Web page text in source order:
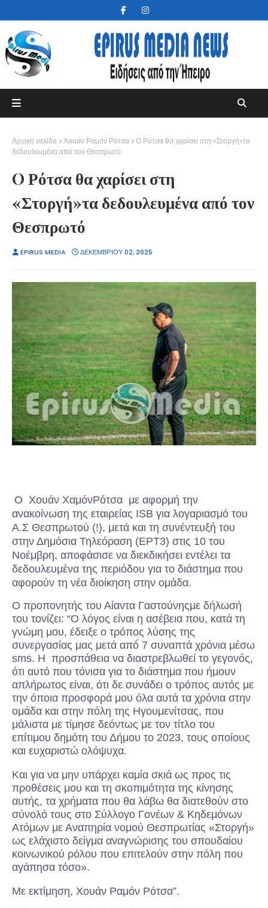
Αρχική σελίδα Χουάν Ραμόν Ρότσα
O Ρότσα θα χαρίσει στη «Στοργή»τα
δεδουλευμένα από τον Θεσπρωτό
O Ρότσα θα χαρίσει στη
«Στοργή»τα δεδουλευμένα από τον
Θεσπρωτό
EPIRUS MEDIA ΔΕΚΕΜΒΡΊΟΥ 02, 2025
Ο Χουάν ΧαμόνΡότσα με αφορμή την
ανακοίνωση της εταιρείας ISB για λογαριασμό του
Α.Σ Θεσπρωτού (!), μετά και τη συνέντευξή του
στην Δημόσια Τηλεόραση (ΕΡΤ3) στις 10 του
Νοέμβρη, αποφάσισε να διεκδικήσει εντέλει τα
δεδουλευμένα της περιόδου για το διάστημα που
αφορούν τη νέα διοίκηση στην ομάδα.
Ο προπονητής του Αίαντα Γαστούνηςμε δήλωσή
του τονίζει: “Ο λόγος είναι η ασέβεια που, κατά τη
γνώμη μου, έδειξε ο τρόπος λύσης της
συνεργασίας μας μετά από́ 7 συναπτά χρόνια μέσω
sms. Η προσπάθεια να διαστρεβλωθεί το γεγονός,
ότι αυτό που τόνισα για το διάστημα που ήμουν
απλήρωτος είναι, ότι δε συνάδει ο τρόπος αυτός με
την όποια προσφορά μου όλα αυτά τα χρόνια στην
ομάδα και στην πόλη της Ηγουμενίτσας, που
μάλιστα με τίμησε δεόντως με τον τίτλο του
επίτιμου δημότη του Δήμου το 2023, τους οποίους
και ευχαριστώ ολόψυχα.
Και για να μην υπάρχει καμία σκιά ως προς τις
προθέσεις μου και τη σκοπιμότητα της κίνησης
αυτής, τα χρήματα που θα λάβω θα διατεθούν στο
σύνολό τους στο Σύλλογο Γονέων & Κηδεμόνων
Ατόμων με Αναπηρία νομού Θεσπρωτίας «Στοργή»
ως ελάχιστο δείγμα αναγνώρισης του σπουδαίου
κοινωνικού ρόλου που επιτελούν στην πόλη που
αγάπησα τόσο».
Με εκτίμηση, Χουάν Ραμόν Ρότσα”.